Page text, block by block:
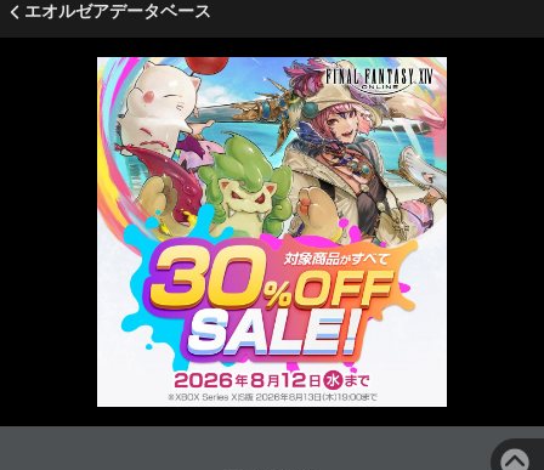
エオルゼアデータベース